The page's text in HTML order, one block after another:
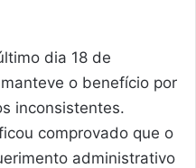
dia 18 de
o benefício por
inconsistentes.
comprovado que o
administrativo